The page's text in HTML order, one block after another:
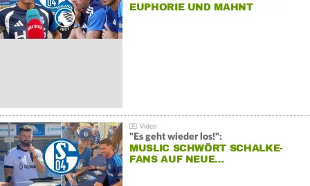
EUPHORIE UND MAHNT
"Es geht wieder los!":
MUSLIC SCHWÖRT SCHALKE-
FANS AUF NEUE…